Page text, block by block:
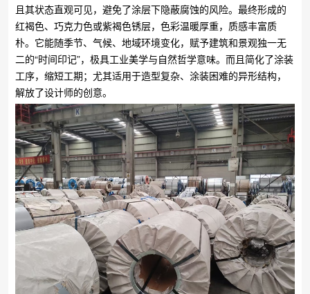
且其状态直观可见，避免了涂层下隐蔽腐蚀的风险。最终形成的
红褐色、巧克力色或紫褐色锈层，色彩温暖厚重，质感丰富质
朴。它能随季节、气候、地域环境变化，赋予建筑和景观独一无
二的“时间印记”，极具工业美学与自然哲学意味。而且简化了涂装
工序，缩短工期；尤其适用于造型复杂、涂装困难的异形结构，
解放了设计师的创意。